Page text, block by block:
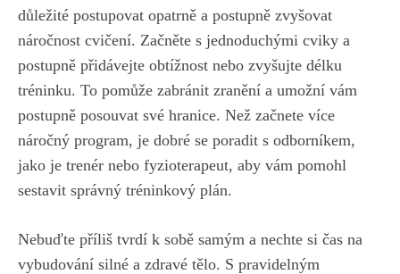
důležité postupovat opatrně a postupně​ zvyšovat‍
náročnost cvičení. Začněte s jednoduchými cviky a
postupně přidávejte obtížnost ⁢nebo zvyšujte délku
⁣tréninku. To pomůže zabránit⁣ zranění a umožní vám
postupně posouvat své hranice. ‍Než ⁢začnete‌ více
náročný program, ‌je dobré se poradit‌ s odborníkem,
jako je‌ trenér nebo fyzioterapeut, aby ‍vám pomohl
sestavit správný tréninkový plán.
Nebuďte příliš​ tvrdí⁢ k sobě samým a nechte si ⁣čas na
vybudování ⁤silné a zdravé‍ tělo. S pravidelným